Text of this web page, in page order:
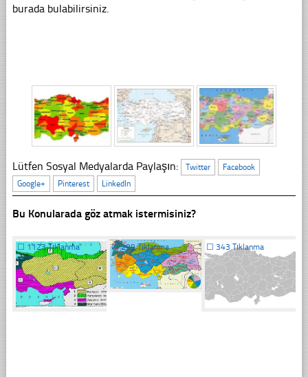
burada bulabilirsiniz.
Lütfen Sosyal Medyalarda Paylaşın: Twitter
Facebook
Google+
Pinterest LinkedIn
Bu Konularada göz atmak istermisiniz?
☐ 1123 Tıklanma ☐299 Tıklanma ☐ 343 Tıklanma